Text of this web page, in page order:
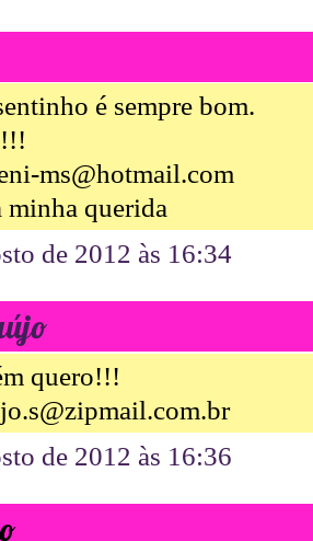
é sempre bom.
ms@hotmail.com
minha querida
de 2012 às 16:34
quero!!!
de 2012 às 16:36